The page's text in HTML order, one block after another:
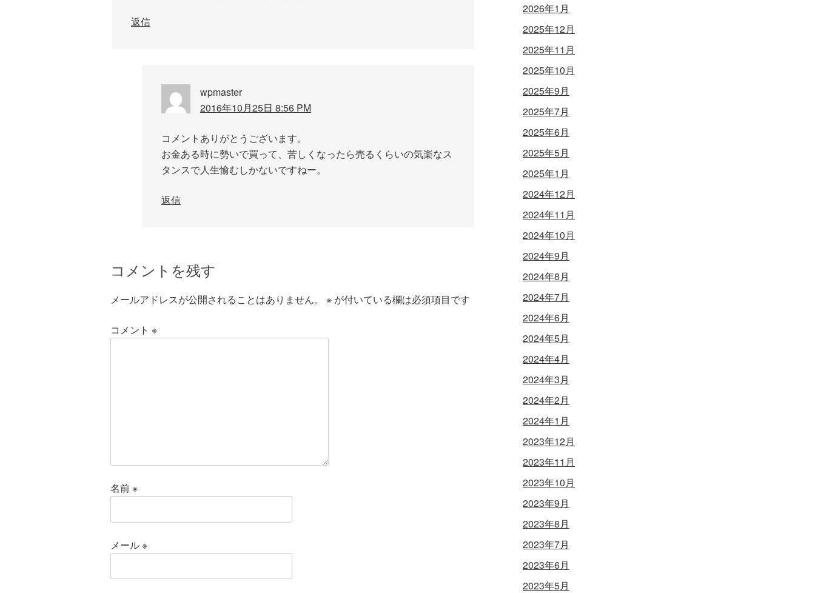
返信
wpmaster
2016年10月25日 8:56 PM
コメントありがとうございます。
お金ある時に勢いで買って、苦しくなったら売るくらいの気楽なス
タンスで人生愉むしかないですねー。
返信
コメントを残す
メールアドレスが公開されることはありません。 ※ が付いている欄は必須項目です
コメント ※
名前※
メール※
2026年1月
2025年12月
2025年11月
2025年10月
2025年9月
2025年7月
2025年6月
2025年5月
2025年1月
2024年12月
2024年11月
2024年10月
2024年9月
2024年8月
2024年7月
2024年6月
2024年5月
2024年4月
2024年3月
2024年2月
2024年1月
2023年12月
2023年11月
2023年10月
2023年9月
2023年8月
2023年7月
2023年6月
2023年5月